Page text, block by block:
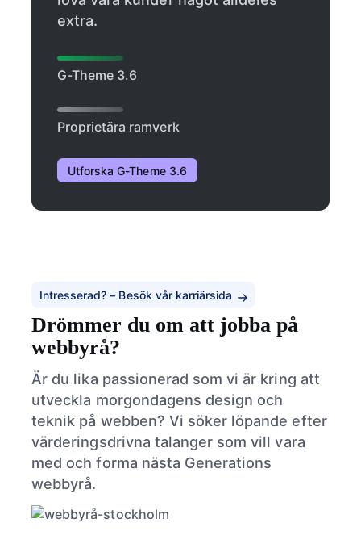
extra.
G-Theme 3.6
Proprietära ramverk
Utforska G-Theme 3.6
Intresserad? – Besök vår karriärsida
Drömmer du om att jobba på
webbyrå?
Är du lika passionerad som vi är kring att
utveckla morgondagens design och
teknik på webben? Vi söker löpande efter
värderingsdrivna talanger som vill vara
med och forma nästa Generations
webbyrå.